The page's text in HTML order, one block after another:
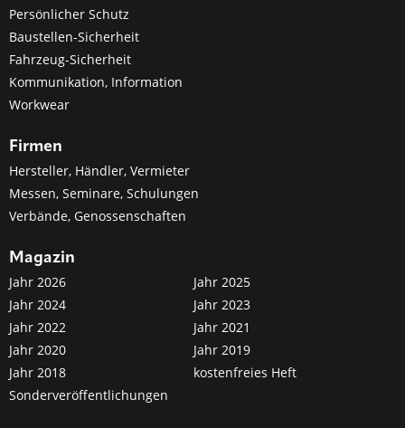
Persönlicher Schutz
Baustellen-Sicherheit
Fahrzeug-Sicherheit
Kommunikation, Information
Workwear
Firmen
Hersteller, Händler, Vermieter
Messen, Seminare, Schulungen
Verbände, Genossenschaften
Magazin
Jahr 2026
Jahr 2025
Jahr 2024
Jahr 2023
Jahr 2022
Jahr 2021
Jahr 2020
Jahr 2019
Jahr 2018
kostenfreies Heft
Sonderveröffentlichungen